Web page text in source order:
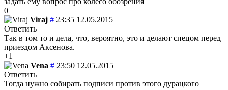
0
Viraj # 23:35 12.05.2015
Ответить
Так в том то и дела, что, вероятно, это и делают спецом перед
приездом Аксенова.
+1
Vena # 23:50 12.05.2015
Ответить
Тогда нужно собирать подписи против этого дурацкого